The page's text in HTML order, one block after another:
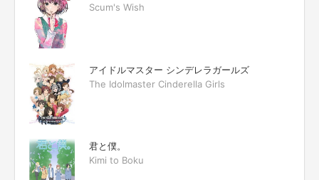
Scum's Wish
アイドルマスター シンデレラガールズ
The Idolmaster Cinderella Girls
君と僕。
Kimi to Boku